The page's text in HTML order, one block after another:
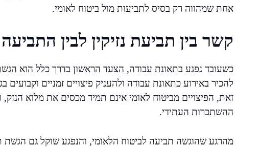
אחת שמהווה רק בסיס לתביעות מול ביטוח לאומי.
קשר בין תביעת נזיקין לבין
כשעובד נפגע בתאונת עבודה, הצעד הראשון בדרך כלל הוא
להכיר באירוע כתאונת עבודה ולהעניק פיצויים זמניים וקבועים
זאת, הפיצויים מביטוח לאומי אינם תמיד מכסים את מלוא הנזק,
ההשתכרות העתידי.
מהרגע שהוגשה תביעה לביטוח הלאומי, והנפגע שוקל גם הגשת